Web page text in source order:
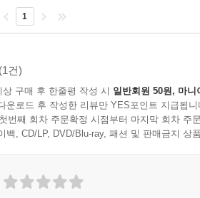
1
(1건)
상 구매 후 한줄평 작성 시 일반회원 50원, 마니
운로드 후 작성한 리뷰만 YES포인트 지급됩니
번째 회차 주문확정 시점부터 마지막 회차 주
백, CD/LP, DVD/Blu-ray, 패션 및 판매금지 상